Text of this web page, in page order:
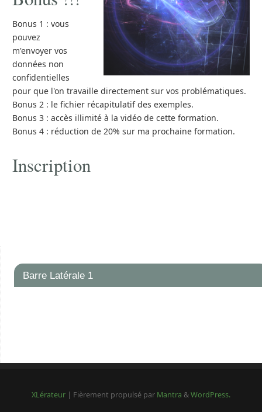
Bonus 1 : vous
pouvez
m'envoyer vos
données non
confidentielles
pour que l'on travaille directement sur vos problématiques.
Bonus 2 : le fichier récapitulatif des exemples.
Bonus 3 : accès illimité à la vidéo de cette formation.
Bonus 4 : réduction de 20% sur ma prochaine formation.
Inscription
Barre Latérale 1
XLérateur | Fièrement propulsé par Mantra &WordPress.